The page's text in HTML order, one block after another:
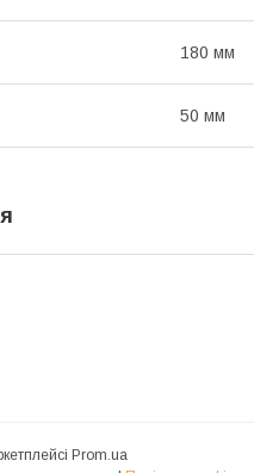
180 мм
50 мм
Prom.ua